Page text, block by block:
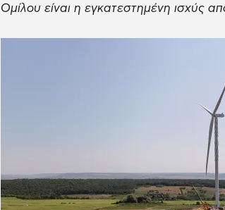
Ομίλου είναι η εγκατεστημένη ισχύς